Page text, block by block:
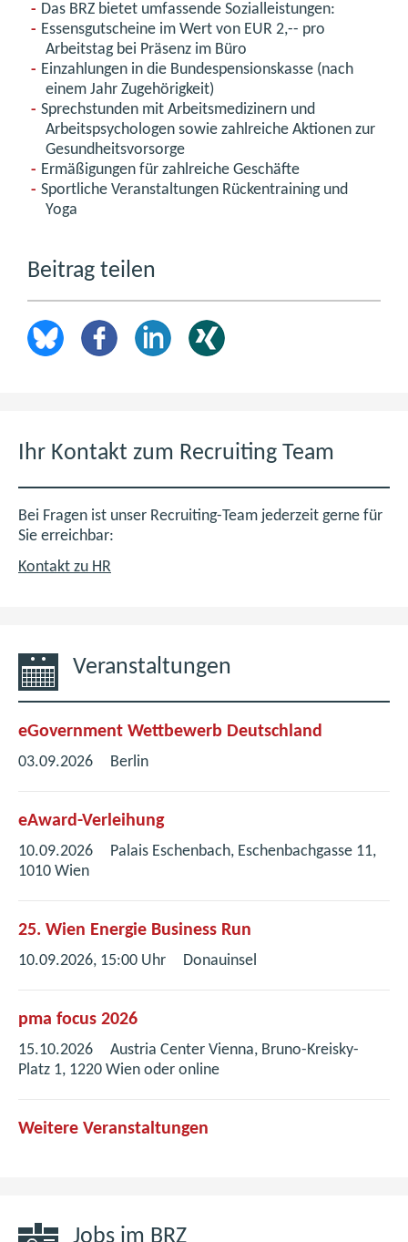
Das BRZ bietet umfassende Sozialleistungen:
Essensgutscheine im Wert von EUR 2,-- pro
Arbeitstag bei Präsenz im Büro
Einzahlungen in die Bundespensionskasse (nach
einem Jahr Zugehörigkeit)
Sprechstunden mit Arbeitsmedizinern und
Arbeitspsychologen sowie zahlreiche Aktionen zur
Gesundheitsvorsorge
Ermäßigungen für zahlreiche Geschäfte
Sportliche Veranstaltungen Rückentraining und
Yoga
Beitrag teilen
Ihr Kontakt zum Recruiting Team
Bei Fragen ist unser Recruiting-Team jederzeit gerne für
Sie erreichbar:
Kontakt zu HR
Veranstaltungen
eGovernment Wettbewerb Deutschland
03.09.2026 Berlin
eAward-Verleihung
10.09.2026
Palais Eschenbach, Eschenbachgasse 11,
1010 Wien
25. Wien Energie Business Run
10.09.2026, 15:00 Uhr Donauinsel
pma focus 2026
15.10.2026
Austria Center Vienna, Bruno-Kreisky-
Platz 1, 1220 Wien oder online
Weitere Veranstaltungen
Jobs im BRZ